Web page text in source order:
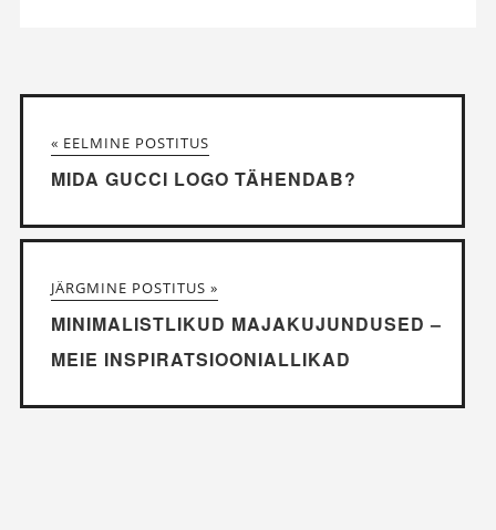
« EELMINE POSTITUS
MIDA GUCCI LOGO TÄHENDAB?
JÄRGMINE POSTITUS »
MINIMALISTLIKUD MAJAKUJUNDUSED –
MEIE INSPIRATSIOONIALLIKAD